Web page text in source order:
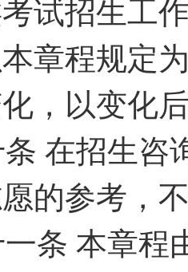
试招生工
章程规定
，以变化
在招生咨
的参考，
条 本章程